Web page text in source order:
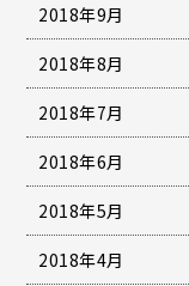
2018年9月
2018年8月
2018年7月
2018年6月
2018年5月
2018年4月